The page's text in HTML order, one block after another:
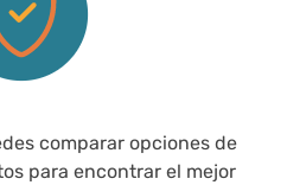
comparar opciones de
para encontrar el mejor